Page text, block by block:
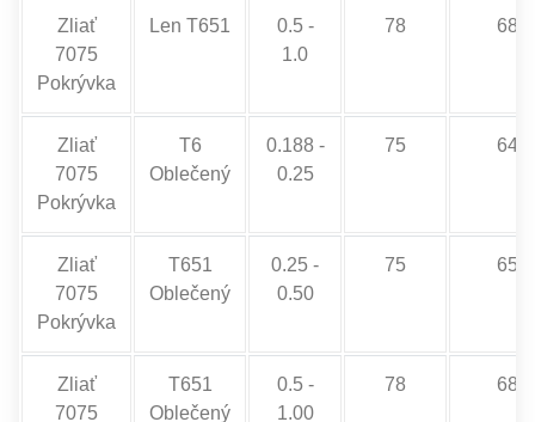
Zliať
7075
Pokrývka
Len T651
0.5 -
1.0
78 68
Zliať
7075
Pokrývka
T6
Oblečený
0.188 -
0.25
75 64
Zliať
7075
Pokrývka
T651
Oblečený
0.25 -
0.50
75 65
Zliať
7075
T651
Oblečený
0.5 -
1.00
78 68